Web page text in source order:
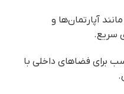
آپارتمان‌ها و
سریع.
برای فضاهای داخلی با